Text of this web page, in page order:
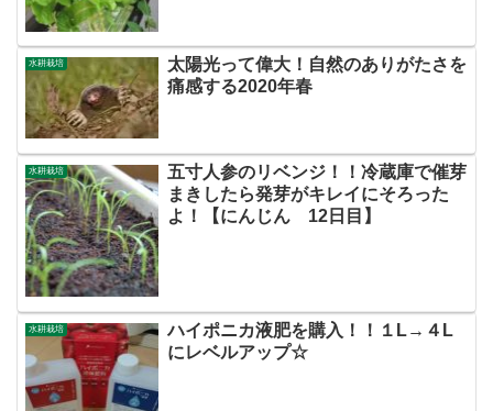
水耕栽培
太陽光って偉大！自然のありがたさを
痛感する2020年春
水耕栽培
五寸人参のリベンジ！！冷蔵庫で催芽
まきしたら発芽がキレイにそろった
よ！【にんじん 12日目】
水耕栽培
ハイポニカ液肥を購入！！１L→４L
にレベルアップ☆